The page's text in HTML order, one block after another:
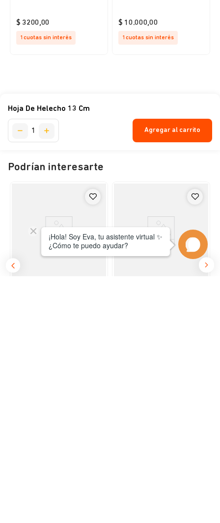
$ 3200,00
1 cuotas sin interés
$ 10.000,00
1 cuotas sin interés
Hoja De Helecho 13 Cm
Agregar al carrito
Podrían interesarte